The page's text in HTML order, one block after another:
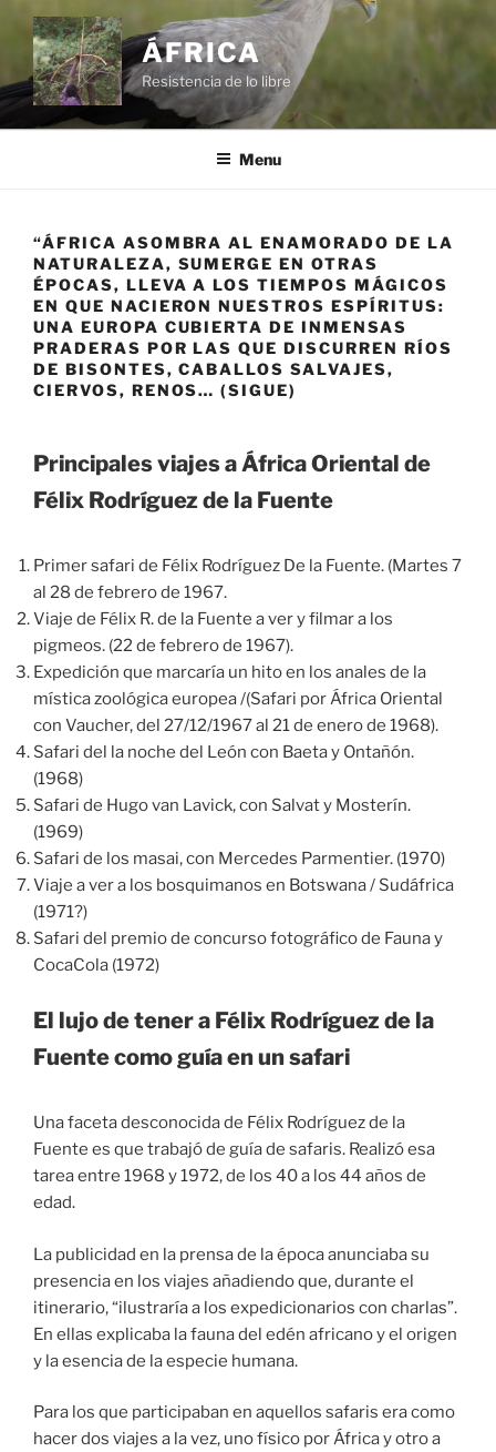
content
ÁFRICA
Resistencia de lo libre
Menu
“ÁFRICA ASOMBRA AL ENAMORADO DE LA
NATURALEZA, SUMERGE EN OTRAS
ÉPOCAS, LLEVA A LOS TIEMPOS MÁGICOS
EN QUE NACIERON NUESTROS ESPÍRITUS:
UNA EUROPA CUBIERTA DE INMENSAS
PRADERAS POR LAS QUE DISCURREN RÍOS
DE BISONTES, CABALLOS SALVAJES,
CIERVOS, RENOS… (SIGUE)
Principales viajes a África Oriental de
Félix Rodríguez de la Fuente
Primer safari de Félix Rodríguez De la Fuente. (Martes 7
al 28 de febrero de 1967.
Viaje de Félix R. de la Fuente a ver y filmar a los
pigmeos. (22 de febrero de 1967).
Expedición que marcaría un hito en los anales de la
mística zoológica europea /(Safari por África Oriental
con Vaucher, del 27/12/1967 al 21 de enero de 1968).
Safari del la noche del León con Baeta y Ontañón.
(1968)
Safari de Hugo van Lavick, con Salvat y Mosterín.
(1969)
Safari de los masai, con Mercedes Parmentier. (1970)
Viaje a ver a los bosquimanos en Botswana / Sudáfrica
(1971?)
Safari del premio de concurso fotográfico de Fauna y
CocaCola (1972)
El lujo de tener a Félix Rodríguez de la
Fuente como guía en un safari
Una faceta desconocida de Félix Rodríguez de la
Fuente es que trabajó de guía de safaris. Realizó esa
tarea entre 1968 y 1972, de los 40 a los 44 años de
edad.
La publicidad en la prensa de la época anunciaba su
presencia en los viajes añadiendo que, durante el
itinerario, “ilustraría a los expedicionarios con charlas”.
En ellas explicaba la fauna del edén africano y el origen
y la esencia de la especie humana.
Para los que participaban en aquellos safaris era como
hacer dos viajes a la vez, uno físico por África y otro a